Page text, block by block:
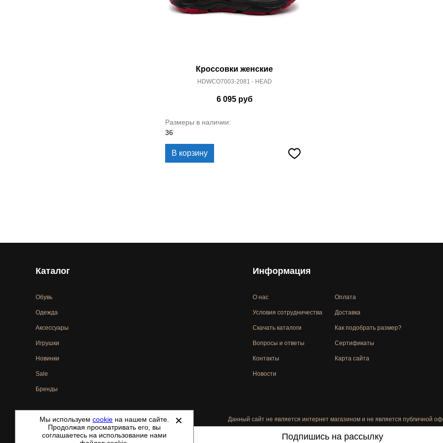
Кроссовки женские
HDWCO7003-2081 - HEAD
6 095руб
Размеры в наличии:
36
В корзину
Каталог
Обувь
Одежда
Аксессуары
Игрушки
Новинки
Sale
Бренды
Информация
О нас
Условия сотрудничества
Скачать каталоги
Вопросы и ответы
Контакты
Новости
Оплата
Доставка
Как подобрать размер?
Сертификаты
Карта сайта
©2021-2026 - ShoesTown.ru - все права защищены. Данный сайт не является интернет магазином и не является публичной
Мы используем cookie на нашем сайте.
Продолжая просматривать его, вы
соглашаетесь на использование нами
Подпишись на рассылку